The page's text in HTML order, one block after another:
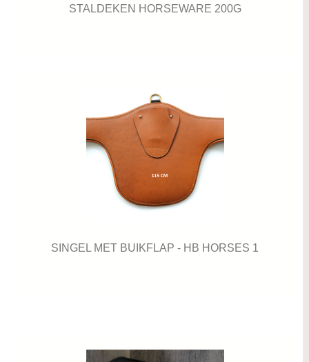
STALDEKEN HORSEWARE 200G
SINGEL MET BUIKFLAP - HB HORSES 1